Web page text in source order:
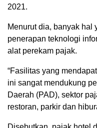
2021.
Menurut dia, banyak hal
penerapan teknologi
alat perekam pajak.
“Fasilitas yang
ini sangat mendukung
Daerah (PAD), sektor
restoran, parkir dan